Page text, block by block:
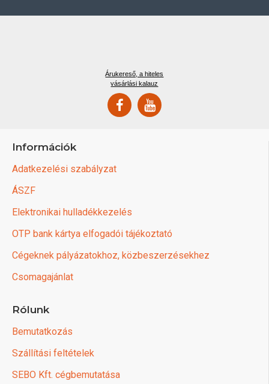
Árukereső, a hiteles
vásárlási kalauz
Információk
Adatkezelési szabályzat
ÁSZF
Elektronikai hulladékkezelés
OTP bank kártya elfogadói tájékoztató
Cégeknek pályázatokhoz, közbeszerzésekhez
Csomagajánlat
Rólunk
Bemutatkozás
Szállítási feltételek
SEBO Kft. cégbemutatása